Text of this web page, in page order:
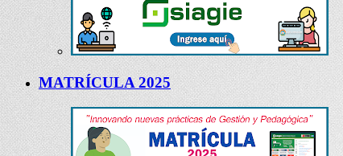
MATRÍCULA 2025